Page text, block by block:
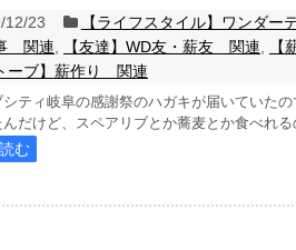
12/23 【ライフスタイル】ワンダー
関連
【友達】WD友・薪友 関連
ーブ】薪作り 関連
シティ岐阜の感謝祭のハガキが届いていた
だけど、スペアリブとか蕎麦とか食べれる
む